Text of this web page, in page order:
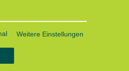
und Datenschutzerklärung
Weitere Einstellungen